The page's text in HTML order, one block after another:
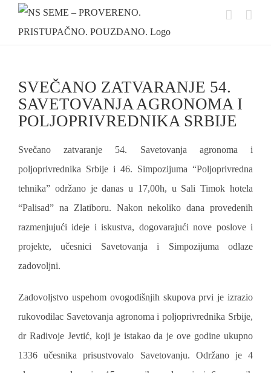
content
SVEČANO ZATVARANJE 54.
SAVETOVANJA AGRONOMA I
POLJOPRIVREDNIKA SRBIJE
Svečano zatvaranje 54. Savetovanja agronoma i
poljoprivrednika Srbije i 46. Simpozijuma “Poljoprivredna
tehnika” održano je danas u 17,00h, u Sali Timok hotela
“Palisad” na Zlatiboru. Nakon nekoliko dana provedenih
razmenjujući ideje i iskustva, dogovarajući nove poslove i
projekte, učesnici Savetovanja i Simpozijuma odlaze
zadovoljni.
Zadovoljstvo uspehom ovogodišnjih skupova prvi je izrazio
rukovodilac Savetovanja agronoma i poljoprivrednika Srbije,
dr Radivoje Jevtić, koji je istakao da je ove godine ukupno
1336 učesnika prisustvovalo Savetovanju. Održano je 4